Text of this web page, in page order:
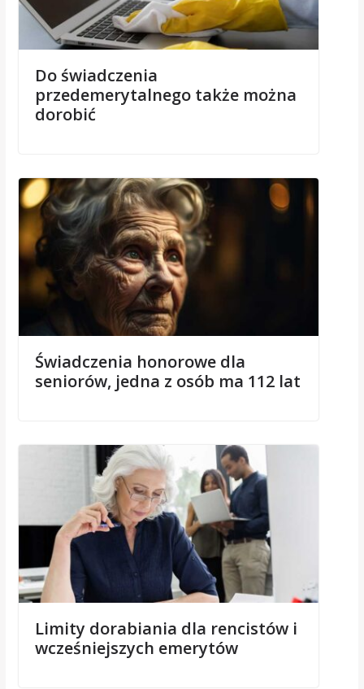
Do świadczenia
przedemerytalnego także można
dorobić
Świadczenia honorowe dla
seniorów, jedna z osób ma 112 lat
Limity dorabiania dla rencistów i
wcześniejszych emerytów